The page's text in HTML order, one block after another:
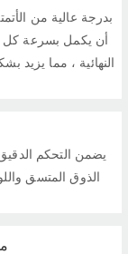
بدرجة عالية من
أن يكمل بسرعة كل
النهائية ، مما يزيد
يضمن التحكم
الذوق المتسق